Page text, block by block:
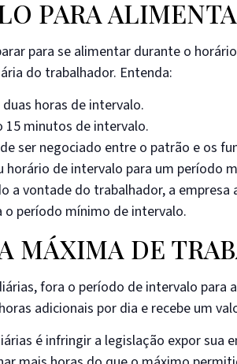
PARA
para se alimentar durante o
do trabalhador. Entenda:
horas de intervalo.
15 minutos de intervalo.
ser negociado entre o patrão e os
horário de intervalo para um período
vontade do trabalhador, a empresa
período mínimo de intervalo.
MÁXIMA DE
fora o período de intervalo para
adicionais por dia e recebe um
é infringir a legislação expor sua